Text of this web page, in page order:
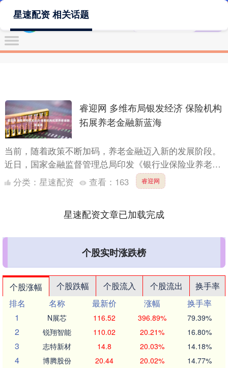
星速配资 相关话题
睿迎网 多维布局银发经济 保险机构
拓展养老金融新蓝海
当前，随着政策不断加码，养老金融迈入新的发展阶段。
近日，国家金融监督管理总局印发《银行业保险业养老金
融高质量发展实施方案》，就银行保险机构深入参与多层
次多支柱养....
分类： 星速配资 查看： 163 睿迎网
星速配资文章已加载完成
个股实时涨跌榜
个股涨幅 个股跌幅 个股流入 个股流出
换手率
排名
名称 最新价 涨幅
换手率
1
N展芯 116.52 396.89% 79.39%
2 锐翔智能 110.02 20.21% 16.80%
3 志特新材 14.8 20.03% 14.18%
4 博腾股份 20.44 20.02% 14.77%